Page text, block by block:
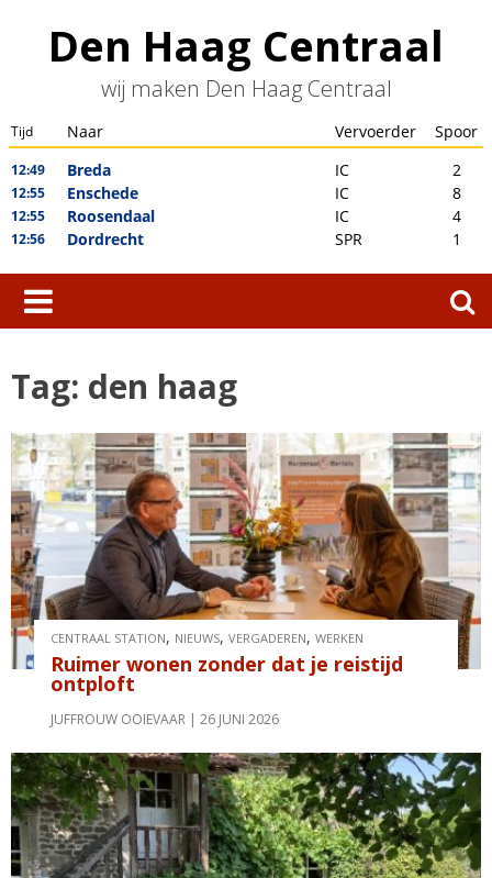
contentDen Haag Centraal
wij maken Den Haag Centraal
Zoeken
naar:
Tag: den haag
CENTRAAL STATION, NIEUWS,VERGADEREN,WERKEN
Ruimer wonen zonder dat je reistijd
ontploft
JUFFROUW OOIEVAAR 26 JUNI 2026